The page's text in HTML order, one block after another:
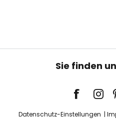
Sie finden
Datenschutz-Einstellungen